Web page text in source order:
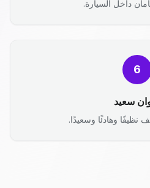
داخل السيارة.
6
سعيد
نظيفًا وهادئًا وسعيدًا.